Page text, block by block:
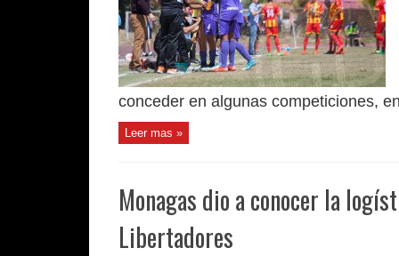
conceder en algunas competiciones,
Leer mas »
Monagas dio a conocer la
Libertadores